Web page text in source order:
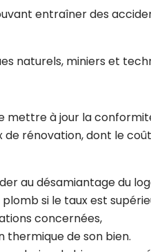
entraîner des
naturels, miniers et
mettre à jour la
rénovation, dont le
au désamiantage du
si le taux est
concernées,
thermique de son bien.